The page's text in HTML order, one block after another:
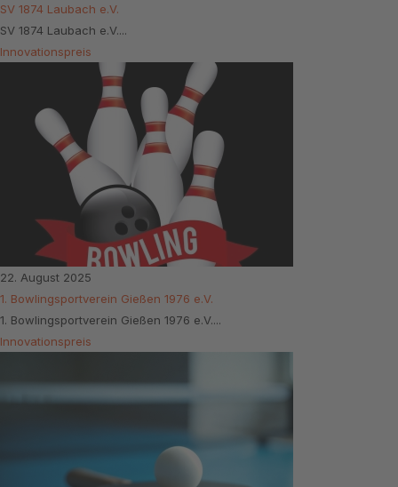
SV 1874 Laubach e.V.
SV 1874 Laubach e.V....
Innovationspreis
22. August 2025
1. Bowlingsportverein Gießen 1976 e.V.
1. Bowlingsportverein Gießen 1976 e.V....
Innovationspreis